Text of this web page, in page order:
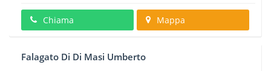
Chiama Mappa
Falagato Di Di Masi Umberto